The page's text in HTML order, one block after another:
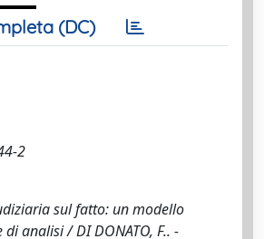
(DC)
2
sul fatto: un modello
analisi / DI DONATO, F.. -